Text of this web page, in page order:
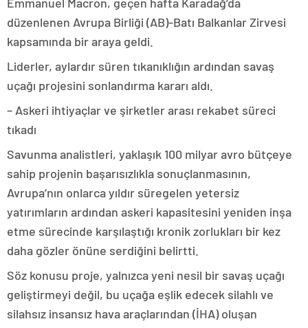
düzenlenen Avrupa Birliği (AB)-Batı Balkanlar Zirvesi
kapsamında bir araya geldi.
Liderler, aylardır süren tıkanıklığın ardından savaş
uçağı projesini sonlandırma kararı aldı.
– Askeri ihtiyaçlar ve şirketler arası rekabet süreci
tıkadı
Savunma analistleri, yaklaşık 100 milyar avro bütçeye
sahip projenin başarısızlıkla sonuçlanmasının,
Avrupa’nın onlarca yıldır süregelen yetersiz
yatırımların ardından askeri kapasitesini yeniden inşa
etme sürecinde karşılaştığı kronik zorlukları bir kez
daha gözler önüne serdiğini belirtti.
Söz konusu proje, yalnızca yeni nesil bir savaş uçağı
geliştirmeyi değil, bu uçağa eşlik edecek silahlı ve
silahsız insansız hava araçlarından (İHA) oluşan